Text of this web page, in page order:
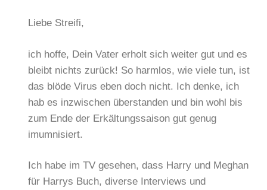
Liebe Streifi,
ich hoffe, Dein Vater erholt sich weiter gut und es
bleibt nichts zurück! So harmlos, wie viele tun, ist
das blöde Virus eben doch nicht. Ich denke, ich
hab es inzwischen überstanden und bin wohl bis
zum Ende der Erkältungssaison gut genug
imumnisiert.
Ich habe im TV gesehen, dass Harry und Meghan
für Harrys Buch, diverse Interviews und